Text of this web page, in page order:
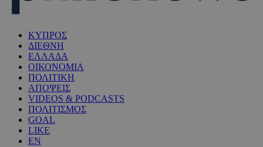
ΚΥΠΡΟΣ
ΔΙΕΘΝΗ
ΕΛΛΑΔΑ
ΟΙΚΟΝΟΜΙΑ
ΠΟΛΙΤΙΚΗ
ΑΠΟΨΕΙΣ
VIDEOS & PODCASTS
ΠΟΛΙΤΙΣΜΟΣ
GOAL
LIKE
EN